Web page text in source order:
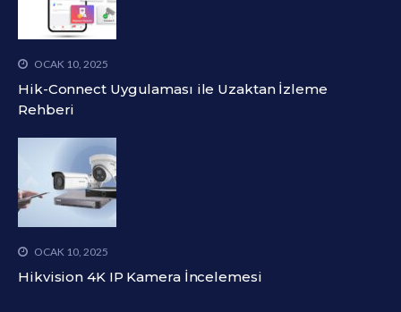
OCAK 10, 2025
Hik-Connect Uygulaması ile Uzaktan İzleme
Rehberi
OCAK 10, 2025
Hikvision 4K IP Kamera İncelemesi